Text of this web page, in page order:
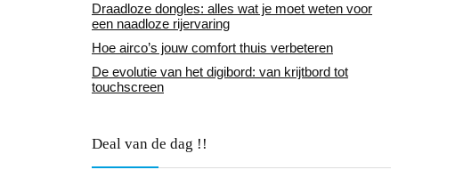
Draadloze dongles: alles wat je moet weten voor
een naadloze rijervaring
Hoe airco’s jouw comfort thuis verbeteren
De evolutie van het digibord: van krijtbord tot
touchscreen
Deal van de dag !!